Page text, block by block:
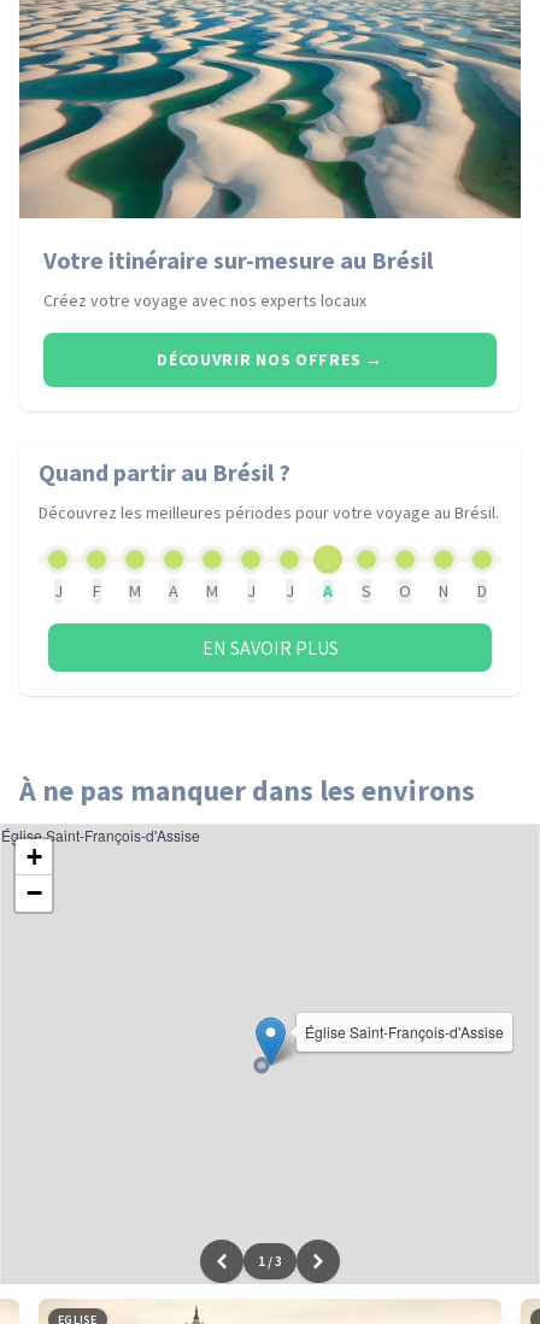
Votre itinéraire sur-mesure au Brésil
Créez votre voyage avec nos experts locaux
DÉCOUVRIR NOS OFFRES →
Quand partir au Brésil ?
Découvrez les meilleures périodes pour votre voyage au Brésil.
J F M A M J J A S O N D
EN SAVOIR PLUS
À ne pas manquer dans les environs
Église Saint-François-d'Assise
+
−
Leaflet|données ©OpenStreetMap/ODbL - renduOSM France
Église Saint-François-d'Assise
1 /3
EGLISE